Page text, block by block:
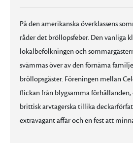
På den amerikanska överklassens
råder det bröllopsfeber. Den vanliga
lokalbefolkningen och
svämmas över av den förnäma
bröllopsgäster. Föreningen mellan
flickan från blygsamma
brittisk arvtagerska tillika
extravagant affär och en fest att